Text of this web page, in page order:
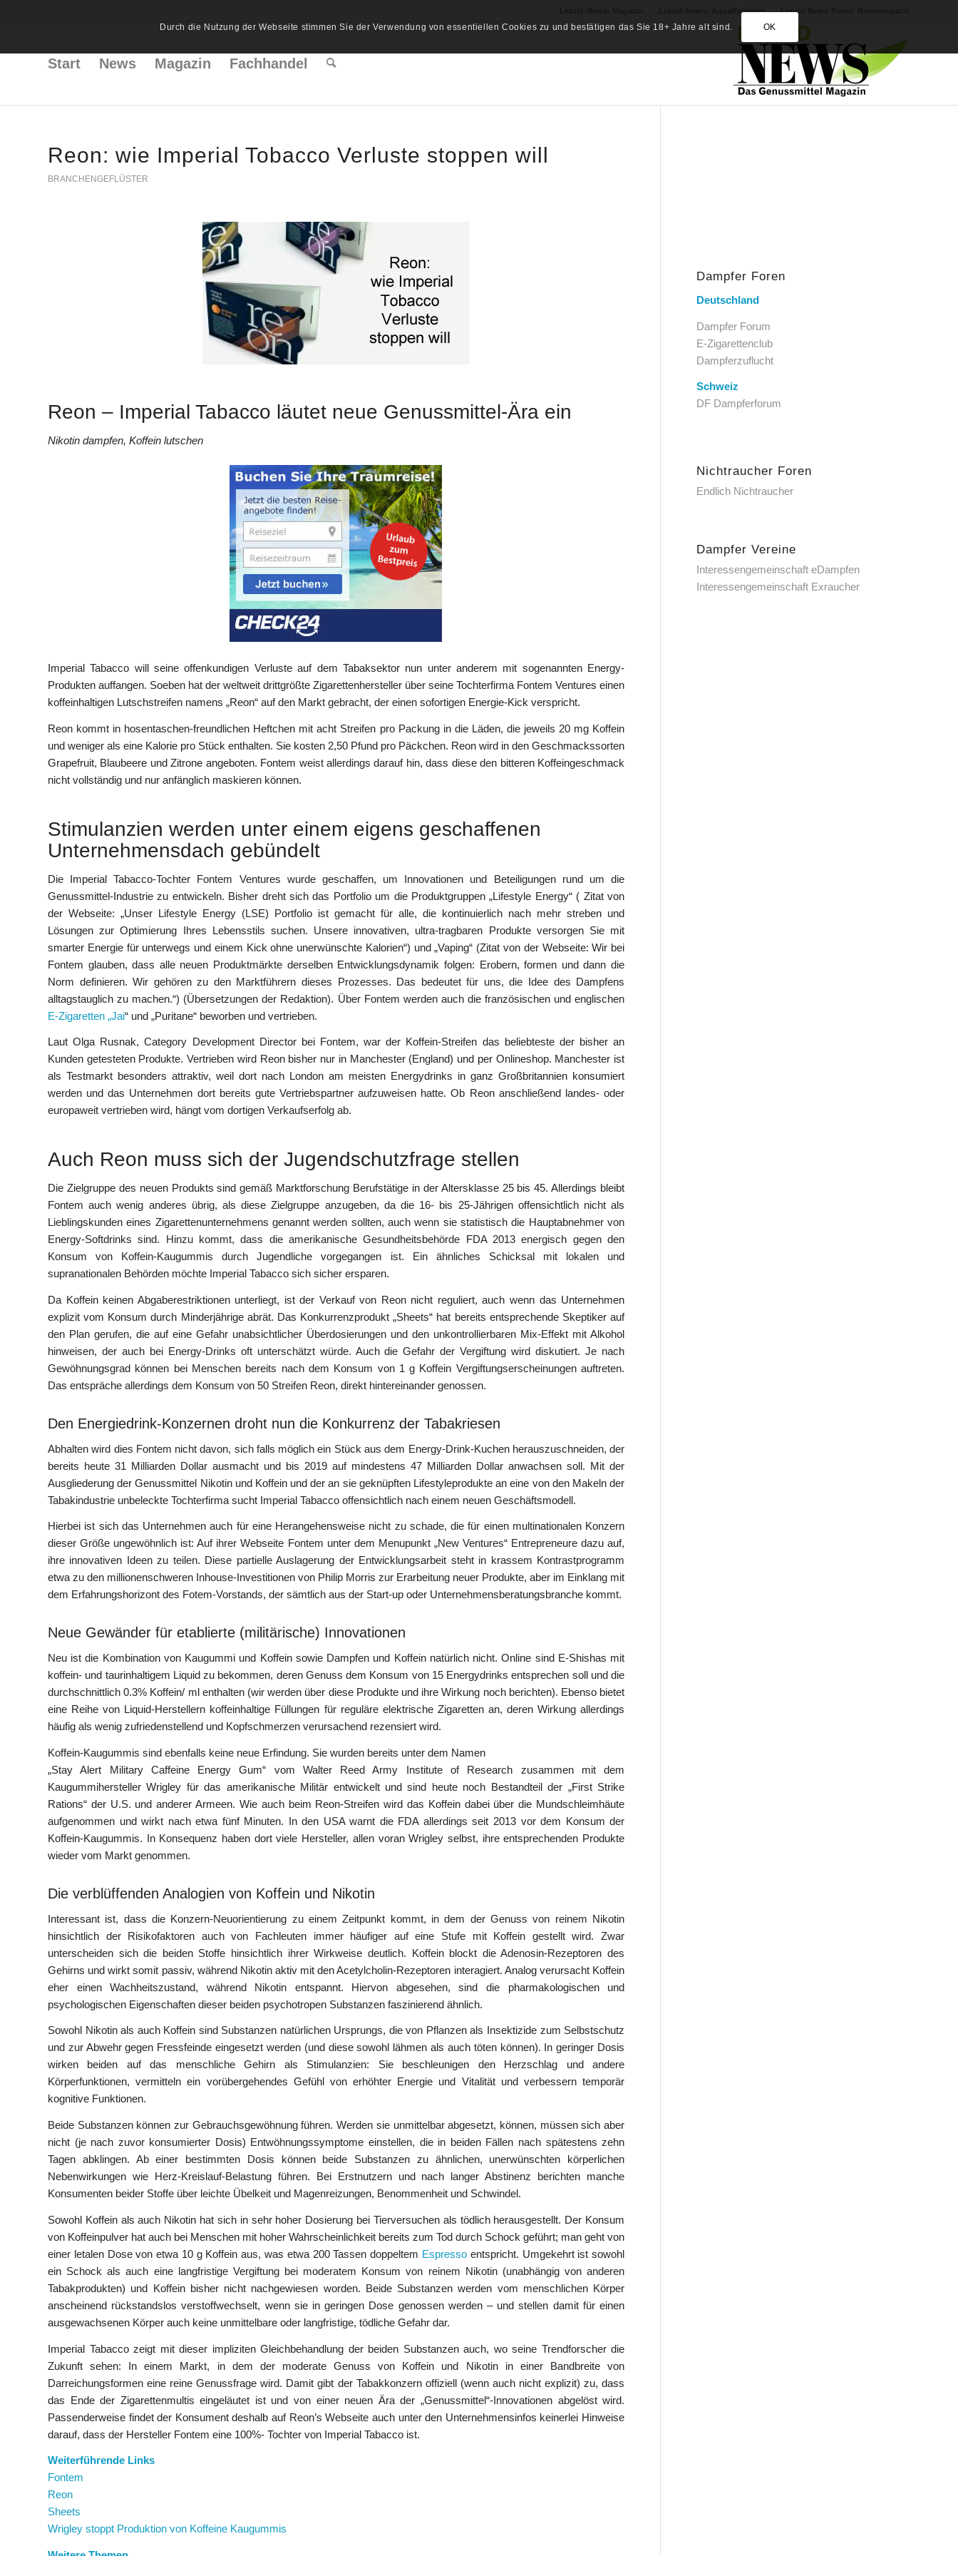
Liquid-News: AquaRatgeber Liquid-News Travel: Reisemagazin
Start News Magazin Fachhandel
Reon: wie Imperial Tobacco Verluste stoppen will
BRANCHENGEFLÜSTER
Reon – Imperial Tabacco läutet neue Genussmittel-Ära ein
Nikotin dampfen, Koffein lutschen
Imperial Tabacco will seine offenkundigen Verluste auf dem Tabaksektor nun unter anderem mit sogenannten Energy-
Produkten auffangen. Soeben hat der weltweit drittgrößte Zigarettenhersteller über seine Tochterfirma Fontem Ventures einen
koffeinhaltigen Lutschstreifen namens „Reon“ auf den Markt gebracht, der einen sofortigen Energie-Kick verspricht.
Reon kommt in hosentaschen-freundlichen Heftchen mit acht Streifen pro Packung in die Läden, die jeweils 20 mg Koffein
und weniger als eine Kalorie pro Stück enthalten. Sie kosten 2,50 Pfund pro Päckchen. Reon wird in den Geschmackssorten
Grapefruit, Blaubeere und Zitrone angeboten. Fontem weist allerdings darauf hin, dass diese den bitteren Koffeingeschmack
nicht vollständig und nur anfänglich maskieren können.
Stimulanzien werden unter einem eigens geschaffenen
Unternehmensdach gebündelt
Die Imperial Tabacco-Tochter Fontem Ventures wurde geschaffen, um Innovationen und Beteiligungen rund um die
Genussmittel-Industrie zu entwickeln. Bisher dreht sich das Portfolio um die Produktgruppen „Lifestyle Energy“ ( Zitat von
der Webseite: „Unser Lifestyle Energy (LSE) Portfolio ist gemacht für alle, die kontinuierlich nach mehr streben und
Lösungen zur Optimierung Ihres Lebensstils suchen. Unsere innovativen, ultra-tragbaren Produkte versorgen Sie mit
smarter Energie für unterwegs und einem Kick ohne unerwünschte Kalorien“) und „Vaping“ (Zitat von der Webseite: Wir bei
Fontem glauben, dass alle neuen Produktmärkte derselben Entwicklungsdynamik folgen: Erobern, formen und dann die
Norm definieren. Wir gehören zu den Marktführern dieses Prozesses. Das bedeutet für uns, die Idee des Dampfens
alltagstauglich zu machen.“) (Übersetzungen der Redaktion). Über Fontem werden auch die französischen und englischen
E-Zigaretten „Jai“ und „Puritane“ beworben und vertrieben.
Laut Olga Rusnak, Category Development Director bei Fontem, war der Koffein-Streifen das beliebteste der bisher an
Kunden getesteten Produkte. Vertrieben wird Reon bisher nur in Manchester (England) und per Onlineshop. Manchester ist
als Testmarkt besonders attraktiv, weil dort nach London am meisten Energydrinks in ganz Großbritannien konsumiert
werden und das Unternehmen dort bereits gute Vertriebspartner aufzuweisen hatte. Ob Reon anschließend landes- oder
europaweit vertrieben wird, hängt vom dortigen Verkaufserfolg ab.
Auch Reon muss sich der Jugendschutzfrage stellen
Die Zielgruppe des neuen Produkts sind gemäß Marktforschung Berufstätige in der Altersklasse 25 bis 45. Allerdings bleibt
Fontem auch wenig anderes übrig, als diese Zielgruppe anzugeben, da die 16- bis 25-Jährigen offensichtlich nicht als
Lieblingskunden eines Zigarettenunternehmens genannt werden sollten, auch wenn sie statistisch die Hauptabnehmer von
Energy-Softdrinks sind. Hinzu kommt, dass die amerikanische Gesundheitsbehörde FDA 2013 energisch gegen den
Konsum von Koffein-Kaugummis durch Jugendliche vorgegangen ist. Ein ähnliches Schicksal mit lokalen und
supranationalen Behörden möchte Imperial Tabacco sich sicher ersparen.
Da Koffein keinen Abgaberestriktionen unterliegt, ist der Verkauf von Reon nicht reguliert, auch wenn das Unternehmen
explizit vom Konsum durch Minderjährige abrät. Das Konkurrenzprodukt „Sheets“ hat bereits entsprechende Skeptiker auf
den Plan gerufen, die auf eine Gefahr unabsichtlicher Überdosierungen und den unkontrollierbaren Mix-Effekt mit Alkohol
hinweisen, der auch bei Energy-Drinks oft unterschätzt würde. Auch die Gefahr der Vergiftung wird diskutiert. Je nach
Gewöhnungsgrad können bei Menschen bereits nach dem Konsum von 1 g Koffein Vergiftungserscheinungen auftreten.
Das entspräche allerdings dem Konsum von 50 Streifen Reon, direkt hintereinander genossen.
Den Energiedrink-Konzernen droht nun die Konkurrenz der Tabakriesen
Abhalten wird dies Fontem nicht davon, sich falls möglich ein Stück aus dem Energy-Drink-Kuchen herauszuschneiden, der
bereits heute 31 Milliarden Dollar ausmacht und bis 2019 auf mindestens 47 Milliarden Dollar anwachsen soll. Mit der
Ausgliederung der Genussmittel Nikotin und Koffein und der an sie geknüpften Lifestyleprodukte an eine von den Makeln der
Tabakindustrie unbeleckte Tochterfirma sucht Imperial Tabacco offensichtlich nach einem neuen Geschäftsmodell.
Hierbei ist sich das Unternehmen auch für eine Herangehensweise nicht zu schade, die für einen multinationalen Konzern
dieser Größe ungewöhnlich ist: Auf ihrer Webseite Fontem unter dem Menupunkt „New Ventures“ Entrepreneure dazu auf,
ihre innovativen Ideen zu teilen. Diese partielle Auslagerung der Entwicklungsarbeit steht in krassem Kontrastprogramm
etwa zu den millionenschweren Inhouse-Investitionen von Philip Morris zur Erarbeitung neuer Produkte, aber im Einklang mit
dem Erfahrungshorizont des Fotem-Vorstands, der sämtlich aus der Start-up oder Unternehmensberatungsbranche kommt.
Neue Gewänder für etablierte (militärische) Innovationen
Neu ist die Kombination von Kaugummi und Koffein sowie Dampfen und Koffein natürlich nicht. Online sind E-Shishas mit
koffein- und taurinhaltigem Liquid zu bekommen, deren Genuss dem Konsum von 15 Energydrinks entsprechen soll und die
durchschnittlich 0.3% Koffein/ ml enthalten (wir werden über diese Produkte und ihre Wirkung noch berichten). Ebenso bietet
eine Reihe von Liquid-Herstellern koffeinhaltige Füllungen für reguläre elektrische Zigaretten an, deren Wirkung allerdings
häufig als wenig zufriedenstellend und Kopfschmerzen verursachend rezensiert wird.
Koffein-Kaugummis sind ebenfalls keine neue Erfindung. Sie wurden bereits unter dem Namen
„Stay Alert Military Caffeine Energy Gum“ vom Walter Reed Army Institute of Research zusammen mit dem
Kaugummihersteller Wrigley für das amerikanische Militär entwickelt und sind heute noch Bestandteil der „First Strike
Rations“ der U.S. und anderer Armeen. Wie auch beim Reon-Streifen wird das Koffein dabei über die Mundschleimhäute
aufgenommen und wirkt nach etwa fünf Minuten. In den USA warnt die FDA allerdings seit 2013 vor dem Konsum der
Koffein-Kaugummis. In Konsequenz haben dort viele Hersteller, allen voran Wrigley selbst, ihre entsprechenden Produkte
wieder vom Markt genommen.
Die verblüffenden Analogien von Koffein und Nikotin
Interessant ist, dass die Konzern-Neuorientierung zu einem Zeitpunkt kommt, in dem der Genuss von reinem Nikotin
hinsichtlich der Risikofaktoren auch von Fachleuten immer häufiger auf eine Stufe mit Koffein gestellt wird. Zwar
unterscheiden sich die beiden Stoffe hinsichtlich ihrer Wirkweise deutlich. Koffein blockt die Adenosin-Rezeptoren des
Gehirns und wirkt somit passiv, während Nikotin aktiv mit den Acetylcholin-Rezeptoren interagiert. Analog verursacht Koffein
eher einen Wachheitszustand, während Nikotin entspannt. Hiervon abgesehen, sind die pharmakologischen und
psychologischen Eigenschaften dieser beiden psychotropen Substanzen faszinierend ähnlich.
Sowohl Nikotin als auch Koffein sind Substanzen natürlichen Ursprungs, die von Pflanzen als Insektizide zum Selbstschutz
und zur Abwehr gegen Fressfeinde eingesetzt werden (und diese sowohl lähmen als auch töten können). In geringer Dosis
wirken beiden auf das menschliche Gehirn als Stimulanzien: Sie beschleunigen den Herzschlag und andere
Körperfunktionen, vermitteln ein vorübergehendes Gefühl von erhöhter Energie und Vitalität und verbessern temporär
kognitive Funktionen.
Beide Substanzen können zur Gebrauchsgewöhnung führen. Werden sie unmittelbar abgesetzt, können, müssen sich aber
nicht (je nach zuvor konsumierter Dosis) Entwöhnungssymptome einstellen, die in beiden Fällen nach spätestens zehn
Tagen abklingen. Ab einer bestimmten Dosis können beide Substanzen zu ähnlichen, unerwünschten körperlichen
Nebenwirkungen wie Herz-Kreislauf-Belastung führen. Bei Erstnutzern und nach langer Abstinenz berichten manche
Konsumenten beider Stoffe über leichte Übelkeit und Magenreizungen, Benommenheit und Schwindel.
Sowohl Koffein als auch Nikotin hat sich in sehr hoher Dosierung bei Tierversuchen als tödlich herausgestellt. Der Konsum
von Koffeinpulver hat auch bei Menschen mit hoher Wahrscheinlichkeit bereits zum Tod durch Schock geführt; man geht von
einer letalen Dose von etwa 10 g Koffein aus, was etwa 200 Tassen doppeltem Espresso entspricht. Umgekehrt ist sowohl
ein Schock als auch eine langfristige Vergiftung bei moderatem Konsum von reinem Nikotin (unabhängig von anderen
Tabakprodukten) und Koffein bisher nicht nachgewiesen worden. Beide Substanzen werden vom menschlichen Körper
anscheinend rückstandslos verstoffwechselt, wenn sie in geringen Dose genossen werden – und stellen damit für einen
ausgewachsenen Körper auch keine unmittelbare oder langfristige, tödliche Gefahr dar.
Imperial Tabacco zeigt mit dieser impliziten Gleichbehandlung der beiden Substanzen auch, wo seine Trendforscher die
Zukunft sehen: In einem Markt, in dem der moderate Genuss von Koffein und Nikotin in einer Bandbreite von
Darreichungsformen eine reine Genussfrage wird. Damit gibt der Tabakkonzern offiziell (wenn auch nicht explizit) zu, dass
das Ende der Zigarettenmultis eingeläutet ist und von einer neuen Ära der „Genussmittel“-Innovationen abgelöst wird.
Passenderweise findet der Konsument deshalb auf Reon’s Webseite auch unter den Unternehmensinfos keinerlei Hinweise
darauf, dass der Hersteller Fontem eine 100%- Tochter von Imperial Tabacco ist.
Weiterführende Links
Fontem
Reon
Sheets
Wrigley stoppt Produktion von Koffeine Kaugummis
Dampfer Foren
Deutschland
Dampfer Forum
E-Zigarettenclub
Dampferzuflucht
Schweiz
DF Dampferforum
Nichtraucher Foren
Endlich Nichtraucher
Dampfer Vereine
Interessengemeinschaft eDampfen
Interessengemeinschaft Exraucher
Durch die Nutzung der Webseite stimmen Sie der Verwendung von essentiellen Cookies zu und bestätigen das Sie 18+ Jahre alt sind. OK